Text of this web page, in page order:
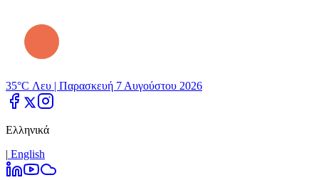
35°C Λευ | Παρασκευή 7 Αυγούστου 2026
Ελληνικά
| Εnglish